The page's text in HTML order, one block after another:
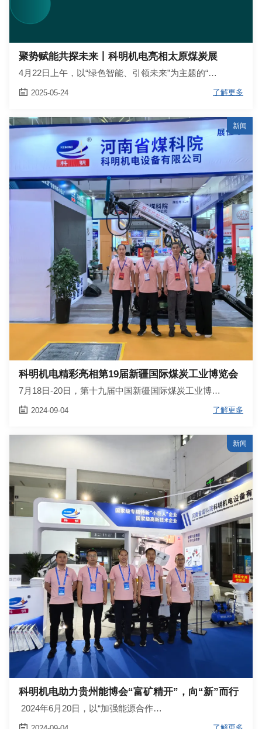
聚势赋能共探未来丨科明机电亮相太原煤炭展
4月22日上午，以“绿色智能、引领未来”为主题的“…
 2025-05-24 了解更多
新闻
科明机电精彩亮相第19届新疆国际煤炭工业博览会
7月18日-20日，第十九届中国新疆国际煤炭工业博…
 2024-09-04 了解更多
新闻
科明机电助力贵州能博会“富矿精开”，向“新”而行
2024年6月20日，以“加强能源合作…
